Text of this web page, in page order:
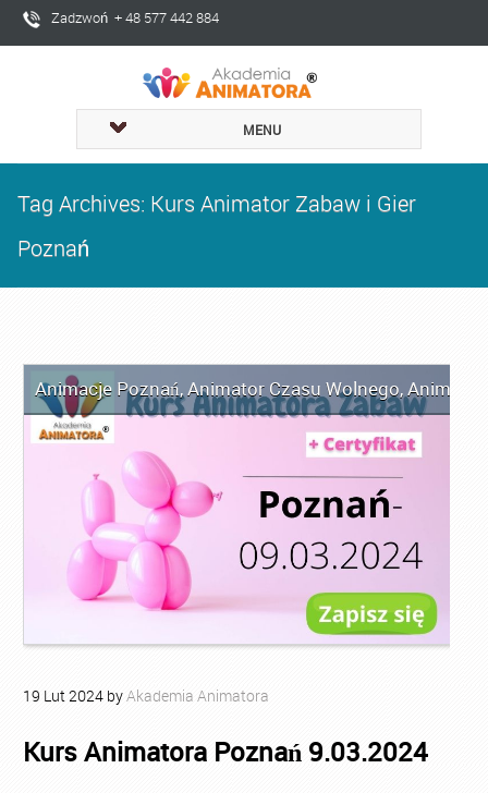
Zadzwoń + 48 577 442 884
MENU
Tag Archives: Kurs Animator Zabaw i Gier
Poznań
Animacje Poznań,Animator Czasu Wolnego,
19 Lut2024 byAkademia Animatora
Kurs Animatora Poznań 9.03.2024